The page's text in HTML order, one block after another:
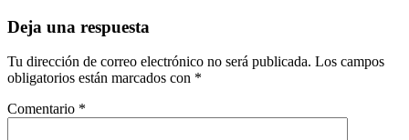
Deja una respuesta
Tu dirección de correo electrónico no será publicada. Los campos
obligatorios están marcados con *
Comentario *